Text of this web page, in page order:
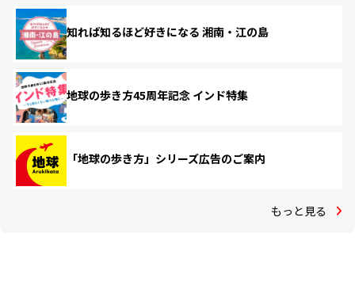
知れば知るほど好きになる 湘南・江の島
地球の歩き方45周年記念 インド特集
「地球の歩き方」シリーズ広告のご案内
もっと見る